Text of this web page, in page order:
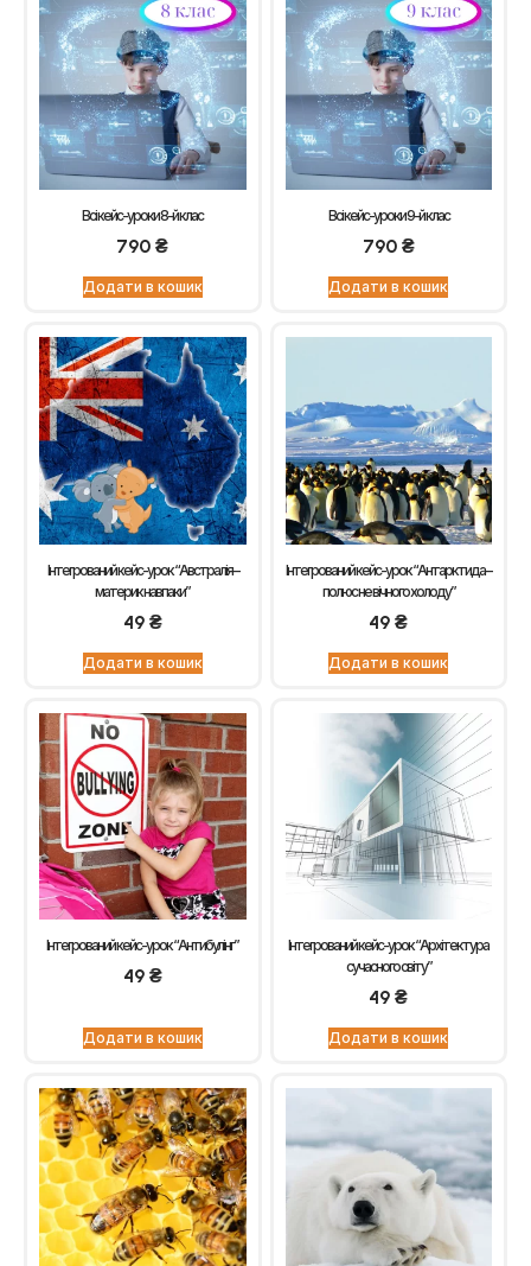
Всі кейс-уроки 8-й клас
790₴
Додати в кошик
Всі кейс-уроки 9-й клас
790 ₴
Додати в кошик
Інтегрований кейс-урок “Австралія –
материк навпаки”
49 ₴
Додати в кошик
Інтегрований кейс-урок “Антарктида –
полюс не вічного холоду”
49₴
Додати в кошик
Інтегрований кейс-урок “Антибулінг”
49 ₴
Додати в кошик
Інтегрований кейс-урок “Архітектура
сучасного світу”
49₴
Додати в кошик